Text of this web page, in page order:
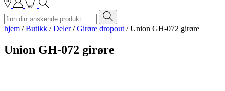
hjem /Butikk /Deler/Girøre dropout /Union GH-072 girøre
Union GH-072 girøre